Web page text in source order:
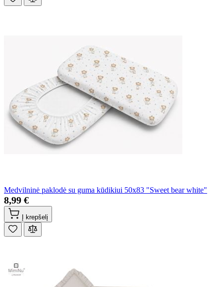
Medvilninė paklodė su guma kūdikiui 50x83 "Sweet bear white"
8,99 €
Į krepšelį